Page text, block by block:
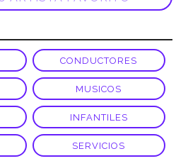
CONDUCTORES
MUSICOS
INFANTILES
SERVICIOS